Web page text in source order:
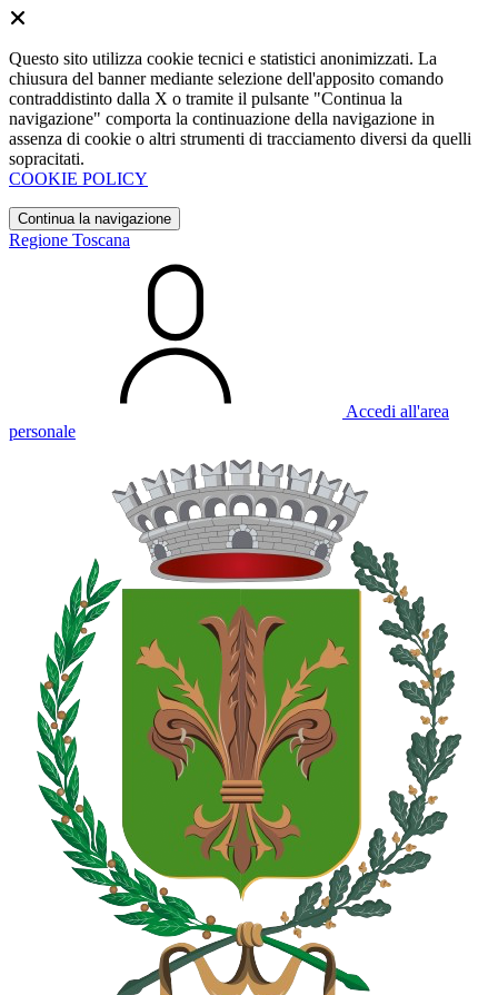
Questo sito utilizza cookie tecnici e statistici anonimizzati. La
chiusura del banner mediante selezione dell'apposito comando
contraddistinto dalla X o tramite il pulsante "Continua la
navigazione" comporta la continuazione della navigazione in
assenza di cookie o altri strumenti di tracciamento diversi da quelli
sopracitati.
COOKIE POLICY
Continua la navigazione
Regione Toscana
Accedi all'area
personale